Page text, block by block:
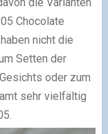
Chocolate
nicht die
Setten der
oder zum
sehr vielfältig